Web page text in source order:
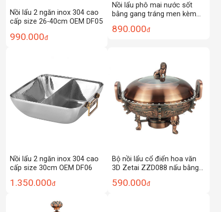
Nồi lẩu 2 ngăn inox 304 cao
cấp size 26-40cm OEM DF05
990.000đ
Nồi lẩu phô mai nước sốt
bằng gang tráng men kèm
890.000đ
Nồi lẩu 2 ngăn inox 304 cao
cấp size 30cm OEM DF06
1.350.000đ
Bộ nồi lẩu cổ điển hoa văn
3D Zetai ZZD088 nấu bằng
590.000đ